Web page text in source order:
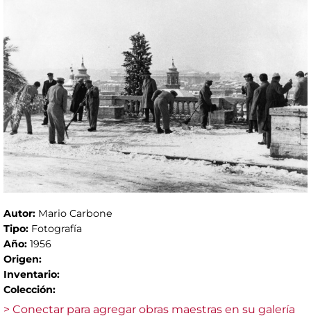
Autor: Mario Carbone
Tipo: Fotografía
Año: 1956
Origen:
Inventario:
Colección:
> Conectar para agregar obras maestras en su galería